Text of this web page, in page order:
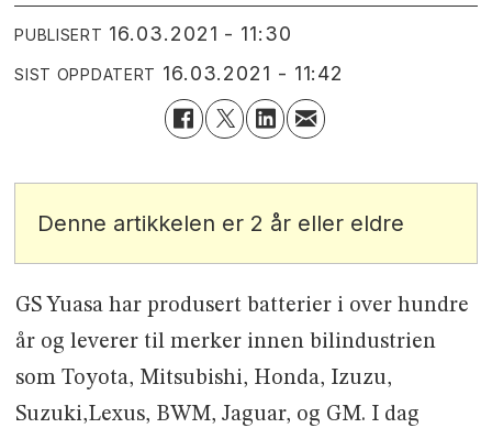
PUBLISERT 16.03.2021 - 11:30
SIST OPPDATERT 16.03.2021 - 11:42
Denne artikkelen er 2 år eller eldre
GS Yuasa har produsert batterier i over hundre
år og leverer til merker innen bilindustrien
som Toyota, Mitsubishi, Honda, Izuzu,
Suzuki,Lexus, BWM, Jaguar, og GM. I dag